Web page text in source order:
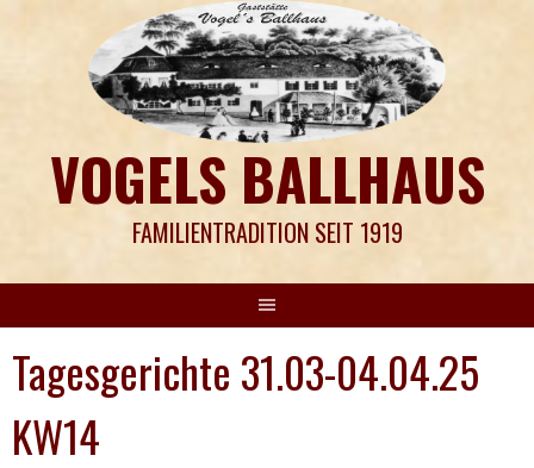
VOGELS BALLHAUS
FAMILIENTRADITION SEIT 1919
Tagesgerichte 31.03-04.04.25
KW14